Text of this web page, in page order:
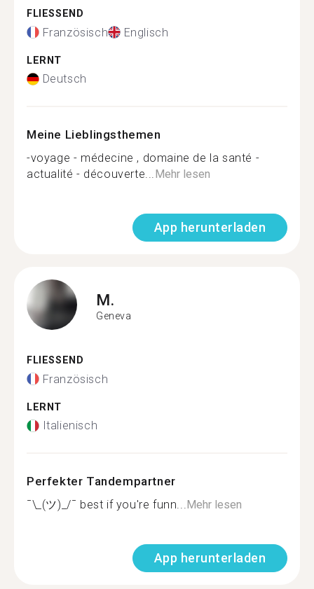
FLIESSEND
Französisch Englisch
LERNT
Deutsch
Meine Lieblingsthemen
-voyage - médecine , domaine de la santé -
actualité - découverte...Mehr lesen
App herunterladen
M.
Geneva
FLIESSEND
Französisch
LERNT
Italienisch
Perfekter Tandempartner
¯\_(ツ)_/¯ best if you're funn...Mehr lesen
App herunterladen